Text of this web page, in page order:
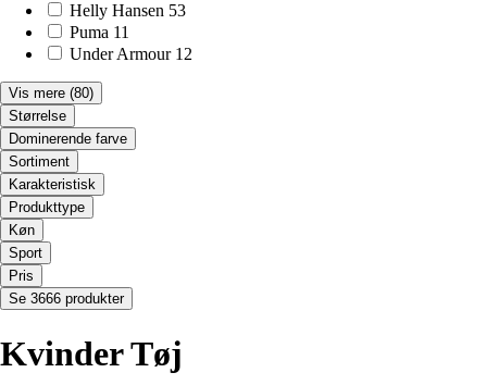
Helly Hansen 53
Puma 11
Under Armour 12
Vis mere (80)
Størrelse
Dominerende farve
Sortiment
Karakteristisk
Produkttype
Køn
Sport
Pris
Se 3666 produkter
Kvinder Tøj